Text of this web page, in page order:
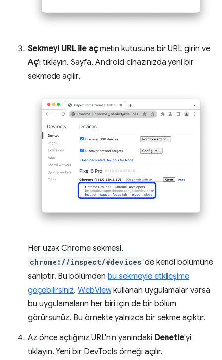
Sekmeyi URL ile açmetin kutusuna bir URL girin ve
Aç'ı tıklayın. Sayfa, Android cihazınızda yeni bir
sekmede açılır.
Her uzak Chrome sekmesi,
chrome://inspect/#devices 'de kendi bölümüne
sahiptir. Bu bölümden bu sekmeyle etkileşime
geçebilirsiniz. WebViewkullanan uygulamalar varsa
bu uygulamaların her biri için de bir bölüm
görürsünüz. Bu örnekte yalnızca bir sekme açıktır.
Az önce açtığınız URL'nin yanındaki Denetle'yi
tıklayın. Yeni bir DevTools örneği açılır.